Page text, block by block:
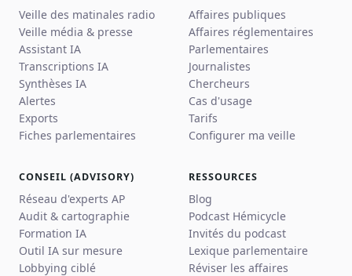
Veille des matinales radio
Veille média & presse
Assistant IA
Transcriptions IA
Synthèses IA
Alertes
Exports
Fiches parlementaires
Affaires publiques
Affaires réglementaires
Parlementaires
Journalistes
Chercheurs
Cas d'usage
Tarifs
Configurer ma veille
CONSEIL (ADVISORY)
Réseau d'experts AP
Audit & cartographie
Formation IA
Outil IA sur mesure
Lobbying ciblé
RESSOURCES
Blog
Podcast Hémicycle
Invités du podcast
Lexique parlementaire
Réviser les affaires